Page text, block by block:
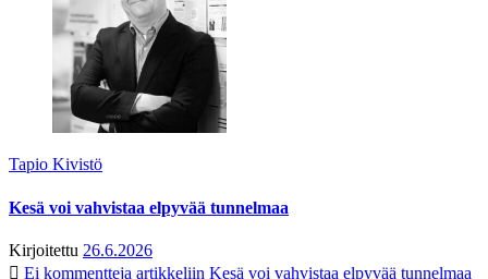
Tapio Kivistö
Kesä voi vahvistaa elpyvää tunnelmaa
Kirjoitettu 26.6.2026
Ei kommentteja artikkeliin Kesä voi vahvistaa elpyvää tunnelmaa